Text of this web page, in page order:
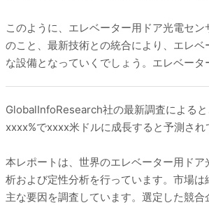
このように、エレベーター用ドア光電セ
のこと、最新技術との統合により、エレ
な設備となっていくでしょう。エレベー
GlobalInfoResearch社の最新調査による
xxxx%でxxxx米ドルに成長すると予測され
本レポートは、世界のエレベーター用ド
析および定性分析を行っています。市場
主な要因を調査しています。選定した競